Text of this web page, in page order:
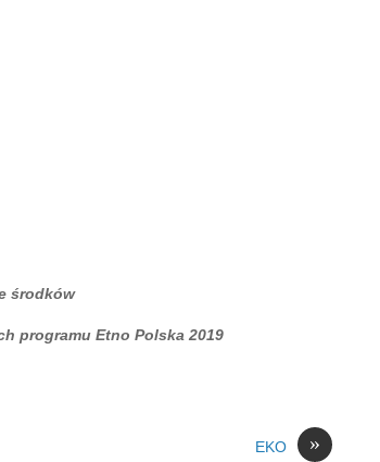
środków
programu Etno Polska 2019
»
EKO